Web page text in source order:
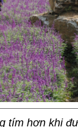
tím hơn khi